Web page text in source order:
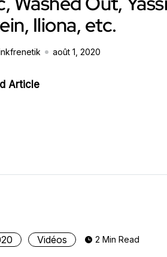
Iliona, etc.
août 1, 2020
Article
Vidéos 2 Min Read